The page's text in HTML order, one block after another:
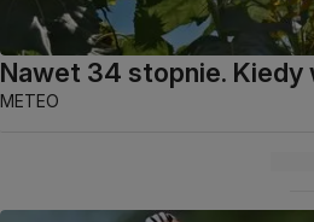
Nawet 34 stopnie. Kiedy
METEO